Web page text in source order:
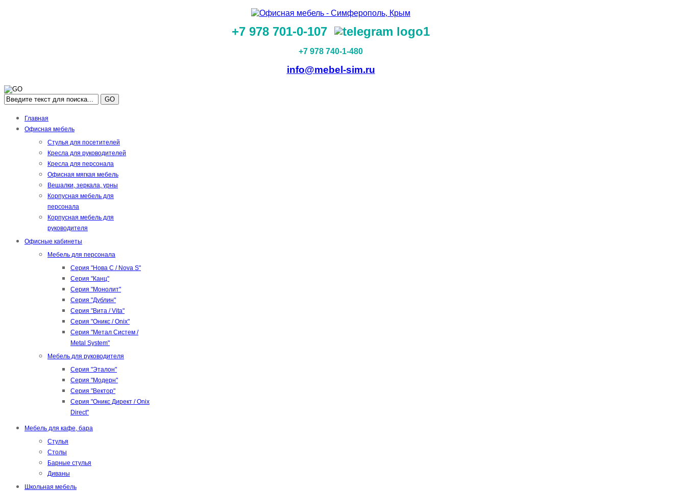
+7 978 701-0-107
+7 978 740-1-480
info@mebel-sim.ru
GO
Главная
Офисная мебель
Стулья для посетителей
Кресла для руководителей
Кресла для персонала
Офисная мягкая мебель
Вешалки, зеркала, урны
Корпусная мебель для
персонала
Корпусная мебель для
руководителя
Офисные кабинеты
Мебель для персонала
Серия "Нова С / Nova S"
Серия "Канц"
Серия "Монолит"
Серия "Дублин"
Серия "Вита / Vita"
Серия "Оникс / Onix"
Серия "Метал Систем /
Metal System"
Мебель для руководителя
Серия "Эталон"
Серия "Модерн"
Серия "Вектор"
Серия "Оникс Директ / Onix
Direct"
Мебель для кафе, бара
Стулья
Столы
Барные стулья
Диваны
Школьная мебель